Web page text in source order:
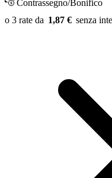
Contrassegno/Bonifico
1,87 €